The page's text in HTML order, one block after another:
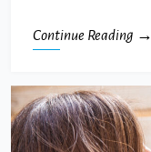
Continue Reading →